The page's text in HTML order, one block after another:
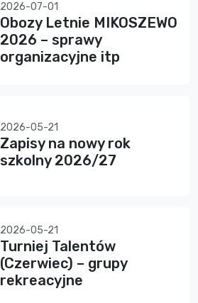
2026-07-01
Obozy Letnie MIKOSZEWO
2026 – sprawy
organizacyjne itp
2026-05-21
Zapisy na nowy rok
szkolny 2026/27
2026-05-21
Turniej Talentów
(Czerwiec) – grupy
rekreacyjne